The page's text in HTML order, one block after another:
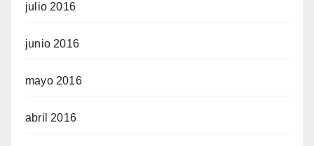
julio 2016
junio 2016
mayo 2016
abril 2016